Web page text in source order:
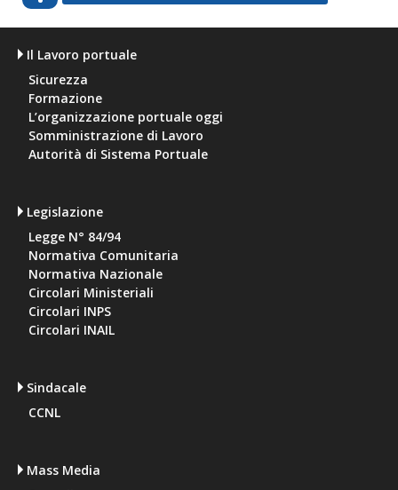
Il Lavoro portuale
Sicurezza
Formazione
L’organizzazione portuale oggi
Somministrazione di Lavoro
Autorità di Sistema Portuale
Legislazione
Legge N° 84/94
Normativa Comunitaria
Normativa Nazionale
Circolari Ministeriali
Circolari INPS
Circolari INAIL
Sindacale
CCNL
Mass Media